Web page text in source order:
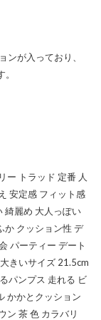
が入っており、
ー トラッド 定番 人
安定感 フィット感
綺麗め 大人っぽい
か クッション性 デ
パーティー デート
きいサイズ 21.5cm
パンプス 走れる ビ
かかとクッション
ン 茶 色 カラバリ